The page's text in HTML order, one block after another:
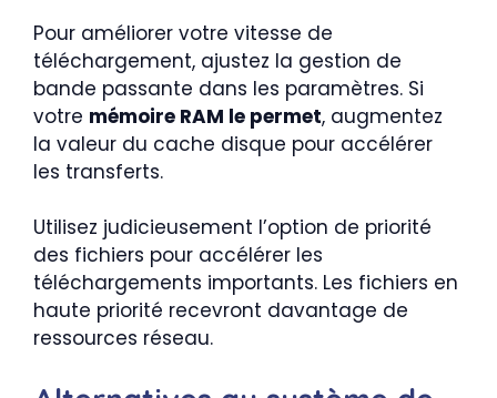
Pour améliorer votre vitesse de
téléchargement, ajustez la gestion de
bande passante dans les paramètres. Si
votre mémoire RAM le permet, augmentez
la valeur du cache disque pour accélérer
les transferts.
Utilisez judicieusement l’option de priorité
des fichiers pour accélérer les
téléchargements importants. Les fichiers en
haute priorité recevront davantage de
ressources réseau.